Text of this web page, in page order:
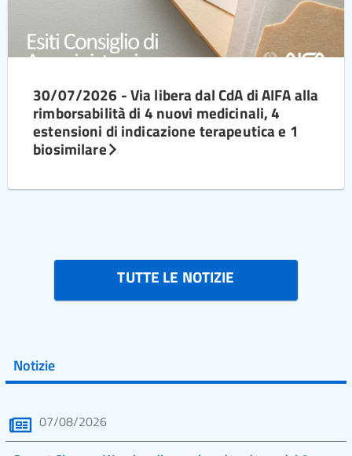
30/07/2026 - Via libera dal CdA di AIFA alla
rimborsabilità di 4 nuovi medicinali, 4
estensioni di indicazione terapeutica e 1
biosimilare
TUTTE LE NOTIZIE
Notizie
07/08/2026